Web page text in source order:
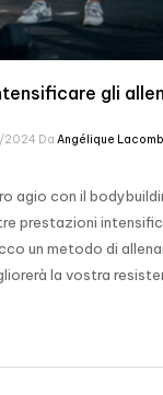
gli
2024 Da Angélique
agio con il
prestazioni
un metodo di
la vostra